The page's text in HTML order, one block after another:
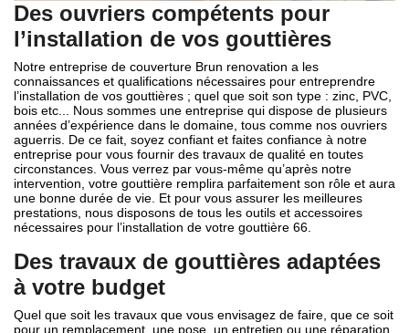
Des ouvriers compétents pour
l’installation de vos gouttières
Notre entreprise de couverture Brun renovation a les
connaissances et qualifications nécessaires pour entreprendre
l’installation de vos gouttières ; quel que soit son type : zinc, PVC,
bois etc... Nous sommes une entreprise qui dispose de plusieurs
années d’expérience dans le domaine, tous comme nos ouvriers
aguerris. De ce fait, soyez confiant et faites confiance à notre
entreprise pour vous fournir des travaux de qualité en toutes
circonstances. Vous verrez par vous-même qu’après notre
intervention, votre gouttière remplira parfaitement son rôle et aura
une bonne durée de vie. Et pour vous assurer les meilleures
prestations, nous disposons de tous les outils et accessoires
nécessaires pour l’installation de votre gouttière 66.
Des travaux de gouttières adaptées
à votre budget
Quel que soit les travaux que vous envisagez de faire, que ce soit
pour un remplacement, une pose, un entretien ou une réparation